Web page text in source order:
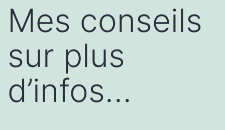
Mes conseils
sur plus
d’infos…